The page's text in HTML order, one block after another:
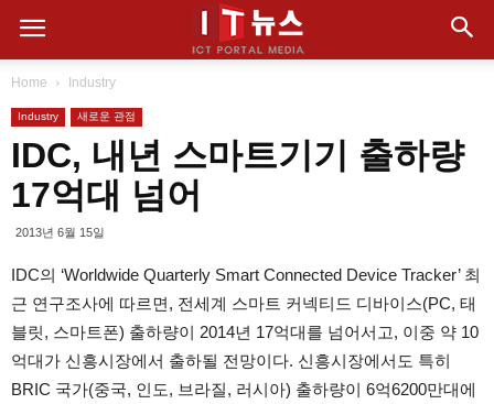
Home Industry
Industry 새로운 관점
IDC, 내년 스마트기기 출하량
17억대 넘어
2013년 6월 15일
IDC의 ‘Worldwide Quarterly Smart Connected Device Tracker’ 최
근 연구조사에 따르면, 전세계 스마트 커넥티드 디바이스(PC, 태
블릿, 스마트폰) 출하량이 2014년 17억대를 넘어서고, 이중 약 10
억대가 신흥시장에서 출하될 전망이다. 신흥시장에서도 특히
BRIC 국가(중국, 인도, 브라질, 러시아) 출하량이 6억6200만대에